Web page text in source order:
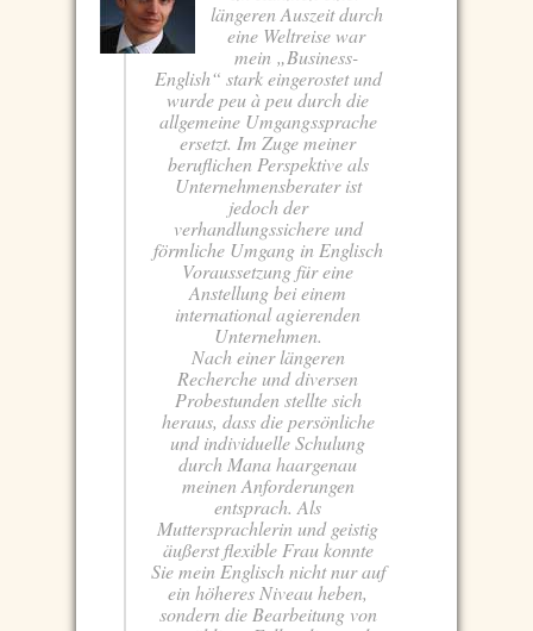
längeren Auszeit durch
eine Weltreise war
mein „Business-
English“ stark eingerostet und
wurde peu à peu durch die
allgemeine Umgangssprache
ersetzt. Im Zuge meiner
beruflichen Perspektive als
Unternehmensberater ist
jedoch der
verhandlungssichere und
förmliche Umgang in Englisch
Voraussetzung für eine
Anstellung bei einem
international agierenden
Unternehmen.
Nach einer längeren
Recherche und diversen
Probestunden stellte sich
heraus, dass die persönliche
und individuelle Schulung
durch Mana haargenau
meinen Anforderungen
entsprach. Als
Muttersprachlerin und geistig
äußerst flexible Frau konnte
Sie mein Englisch nicht nur auf
ein höheres Niveau heben,
sondern die Bearbeitung von